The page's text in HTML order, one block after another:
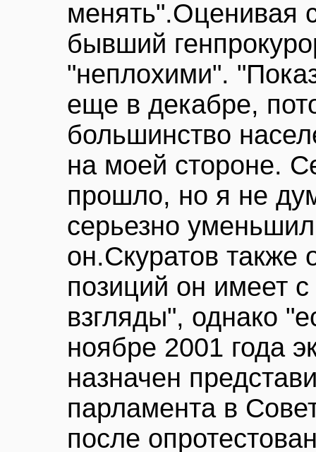
менять".Оценивая
бывший
"неплохими".
еще в декабре,
большинство
на моей стороне.
прошло, но я не
серьезно
он.Скуратов также
позиций он имеет
взгляды", однако
ноябре 2001 года
назначен
парламента в
после